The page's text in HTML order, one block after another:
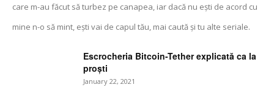
care m-au făcut să turbez pe canapea, iar dacă nu ești de acord cu
mine n-o să mint, ești vai de capul tău, mai caută și tu alte seriale.
Escrocheria Bitcoin-Tether explicată ca la
proști
January 22, 2021